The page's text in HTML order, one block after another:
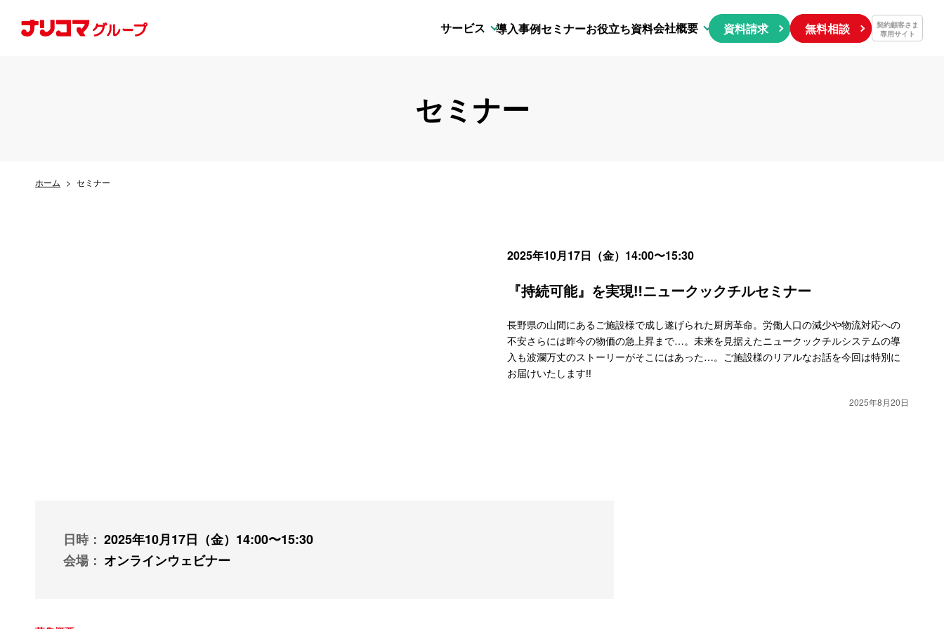
サービス 導入事例セミナーお役立ち資料会社概要 資料請求 無料相談
契約顧客さま
専用サイト
セミナー
ホーム セミナー
2025年10月17日（金）14:00〜15:30
『持続可能』を実現‼ニュークックチルセミナー
長野県の山間にあるご施設様で成し遂げられた厨房革命。労働人口の減少や物流対応への
不安さらには昨今の物価の急上昇まで…。未来を見据えたニュークックチルシステムの導
入も波瀾万丈のストーリーがそこにはあった…。ご施設様のリアルなお話を今回は特別に
お届けいたします‼
2025年8月20日
日時
2025年10月17日（金）14:00〜15:30
会場
オンラインウェビナー